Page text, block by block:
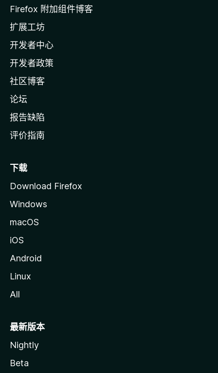
l
a
主
页
Firefox 附加组件博客
扩展工坊
开发者中心
开发者政策
社区博客
论坛
报告缺陷
评价指南
下载
Download Firefox
Windows
macOS
iOS
Android
Linux
All
最新版本
Nightly
Beta